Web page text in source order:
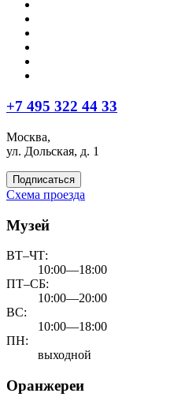
+7 495 322 44 33
Москва,
ул. Дольская, д. 1
Подписаться
Схема проезда
Музей
ВТ–ЧТ:
10:00—18:00
ПТ–СБ:
10:00—20:00
ВС:
10:00—18:00
ПН:
выходной
Оранжереи